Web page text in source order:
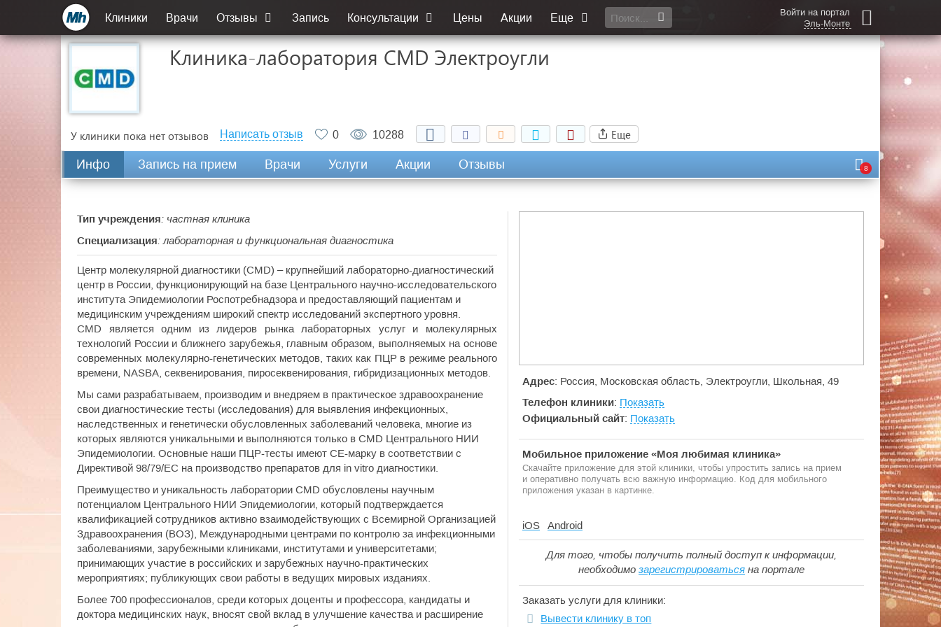
Клиники Врачи Отзывы Запись Консультации Цены Акции Еще
Войти на портал
Эль-Монте
Клиника-лаборатория CMD Электроугли
У клиники пока нет отзывов Написать отзыв 0 10288 Еще
Инфо Запись на прием Врачи Услуги Акции Отзывы 8
Адрес: Россия, Московская область, Электроугли, Школьная, 49
Телефон клиники: Показать
Официальный сайт: Показать
Мобильное приложение «Моя любимая клиника»
Скачайте приложение для этой клиники, чтобы упростить запись на прием
и оперативно получать всю важную информацию. Код для мобильного
приложения указан в картинке.
iOS Android
Для того, чтобы получить полный доступ к информации,
необходимо зарегистрироваться на портале
Заказать услуги для клиники:
Вывести клинику в топ
Тип учреждения: частная клиника
Специализация: лабораторная и функциональная диагностика
Центр молекулярной диагностики (CMD) – крупнейший лабораторно-диагностический
центр в России, функционирующий на базе Центрального научно-исследовательского
института Эпидемиологии Роспотребнадзора и предоставляющий пациентам и
медицинским учреждениям широкий спектр исследований экспертного уровня.
CMD является одним из лидеров рынка лабораторных услуг и молекулярных
технологий России и ближнего зарубежья, главным образом, выполняемых на основе
современных молекулярно-генетических методов, таких как ПЦР в режиме реального
времени, NASBA, секвенирования, пиросеквенирования, гибридизационных методов.
Мы сами разрабатываем, производим и внедряем в практическое здравоохранение
свои диагностические тесты (исследования) для выявления инфекционных,
наследственных и генетически обусловленных заболеваний человека, многие из
которых являются уникальными и выполняются только в CMD Центрального НИИ
Эпидемиологии. Основные наши ПЦР-тесты имеют СЕ-марку в соответствии с
Директивой 98/79/ЕС на производство препаратов для in vitro диагностики.
Преимущество и уникальность лаборатории CMD обусловлены научным
потенциалом Центрального НИИ Эпидемиологии, который подтверждается
квалификацией сотрудников активно взаимодействующих с Всемирной Организацией
Здравоохранения (ВОЗ), Международными центрами по контролю за инфекционными
заболеваниями, зарубежными клиниками, институтами и университетами;
принимающих участие в российских и зарубежных научно-практических
мероприятиях; публикующих свои работы в ведущих мировых изданиях.
Более 700 профессионалов, среди которых доценты и профессора, кандидаты и
доктора медицинских наук, вносят свой вклад в улучшение качества и расширение